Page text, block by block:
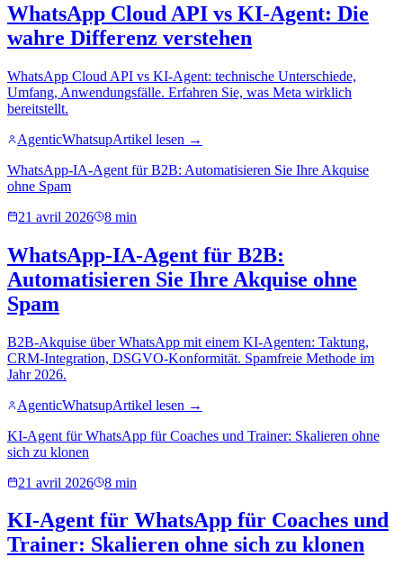
WhatsApp Cloud API vs KI-Agent: Die
wahre Differenz verstehen
WhatsApp Cloud API vs KI-Agent: technische Unterschiede,
Umfang, Anwendungsfälle. Erfahren Sie, was Meta wirklich
bereitstellt.
AgenticWhatsupArtikel lesen →
WhatsApp-IA-Agent für B2B: Automatisieren Sie Ihre Akquise
ohne Spam
21 avril 2026
8 min
WhatsApp-IA-Agent für B2B:
Automatisieren Sie Ihre Akquise ohne
Spam
B2B-Akquise über WhatsApp mit einem KI-Agenten: Taktung,
CRM-Integration, DSGVO-Konformität. Spamfreie Methode im
Jahr 2026.
AgenticWhatsupArtikel lesen →
KI-Agent für WhatsApp für Coaches und Trainer: Skalieren ohne
sich zu klonen
21 avril 2026
8 min
KI-Agent für WhatsApp für Coaches und
Trainer: Skalieren ohne sich zu klonen